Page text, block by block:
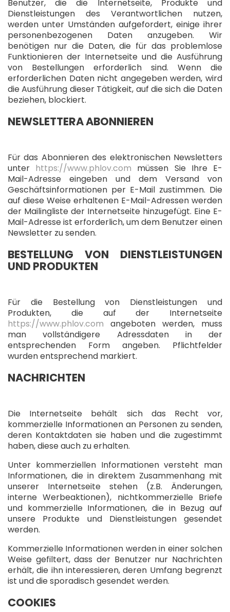
Benutzer, die die Internetseite, Produkte und
Dienstleistungen des Verantwortlichen nutzen,
werden unter Umständen aufgefordert, einige ihrer
personenbezogenen Daten anzugeben. Wir
benötigen nur die Daten, die für das problemlose
Funktionieren der Internetseite und die Ausführung
von Bestellungen erforderlich sind. Wenn die
erforderlichen Daten nicht angegeben werden, wird
die Ausführung dieser Tätigkeit, auf die sich die Daten
beziehen, blockiert.
NEWSLETTERA ABONNIEREN
Für das Abonnieren des elektronischen Newsletters
unter https://www.phlov.com müssen Sie Ihre E-
Mail-Adresse eingeben und dem Versand von
Geschäftsinformationen per E-Mail zustimmen. Die
auf diese Weise erhaltenen E-Mail-Adressen werden
der Mailingliste der Internetseite hinzugefügt. Eine E-
Mail-Adresse ist erforderlich, um dem Benutzer einen
Newsletter zu senden.
BESTELLUNG VON DIENSTLEISTUNGEN
UND PRODUKTEN
Für die Bestellung von Dienstleistungen und
Produkten, die auf der Internetseite
https://www.phlov.com angeboten werden, muss
man vollständigere Adressdaten in der
entsprechenden Form angeben. Pflichtfelder
wurden entsprechend markiert.
NACHRICHTEN
Die Internetseite behält sich das Recht vor,
kommerzielle Informationen an Personen zu senden,
deren Kontaktdaten sie haben und die zugestimmt
haben, diese auch zu erhalten.
Unter kommerziellen Informationen versteht man
Informationen, die in direktem Zusammenhang mit
unserer Internetseite stehen (z.B. Änderungen,
interne Werbeaktionen), nichtkommerzielle Briefe
und kommerzielle Informationen, die in Bezug auf
unsere Produkte und Dienstleistungen gesendet
werden.
Kommerzielle Informationen werden in einer solchen
Weise gefiltert, dass der Benutzer nur Nachrichten
erhält, die ihn interessieren, deren Umfang begrenzt
ist und die sporadisch gesendet werden.
COOKIES